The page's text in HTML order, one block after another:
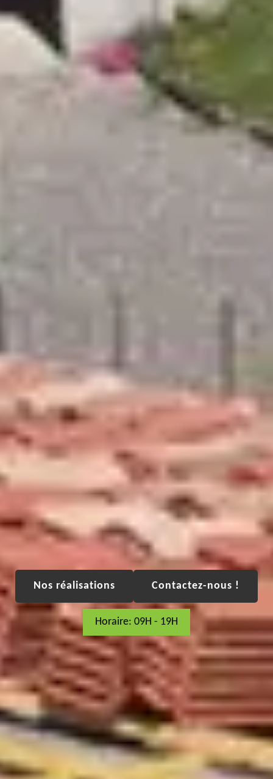
Nos réalisations Contactez-nous !
Horaire: 09H - 19H